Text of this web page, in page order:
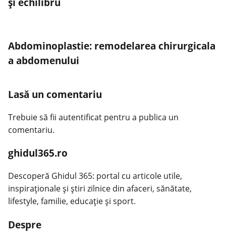
Abdominoplastie: remodelarea chirurgicala
a abdomenului
Lasă un comentariu
Trebuie să fii autentificat pentru a publica un
comentariu.
ghidul365.ro
Descoperă Ghidul 365: portal cu articole utile,
inspiraționale și știri zilnice din afaceri, sănătate,
lifestyle, familie, educație și sport.
Despre